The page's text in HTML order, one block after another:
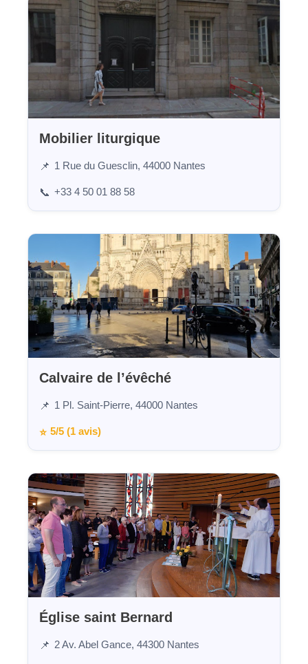
Mobilier liturgique
📌 1 Rue du Guesclin, 44000 Nantes
📞 +33 4 50 01 88 58
Calvaire de l’évêché
📌 1 Pl. Saint-Pierre, 44000 Nantes
⭐ 5/5 (1 avis)
Église saint Bernard
📌 2 Av. Abel Gance, 44300 Nantes